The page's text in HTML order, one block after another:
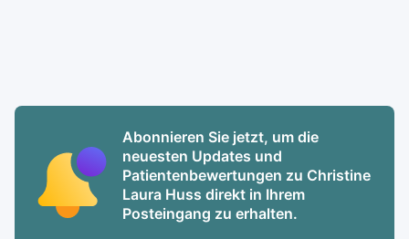
Abonnieren Sie jetzt, um die
neuesten Updates und
Patientenbewertungen zu Christine
Laura Huss direkt in Ihrem
Posteingang zu erhalten.